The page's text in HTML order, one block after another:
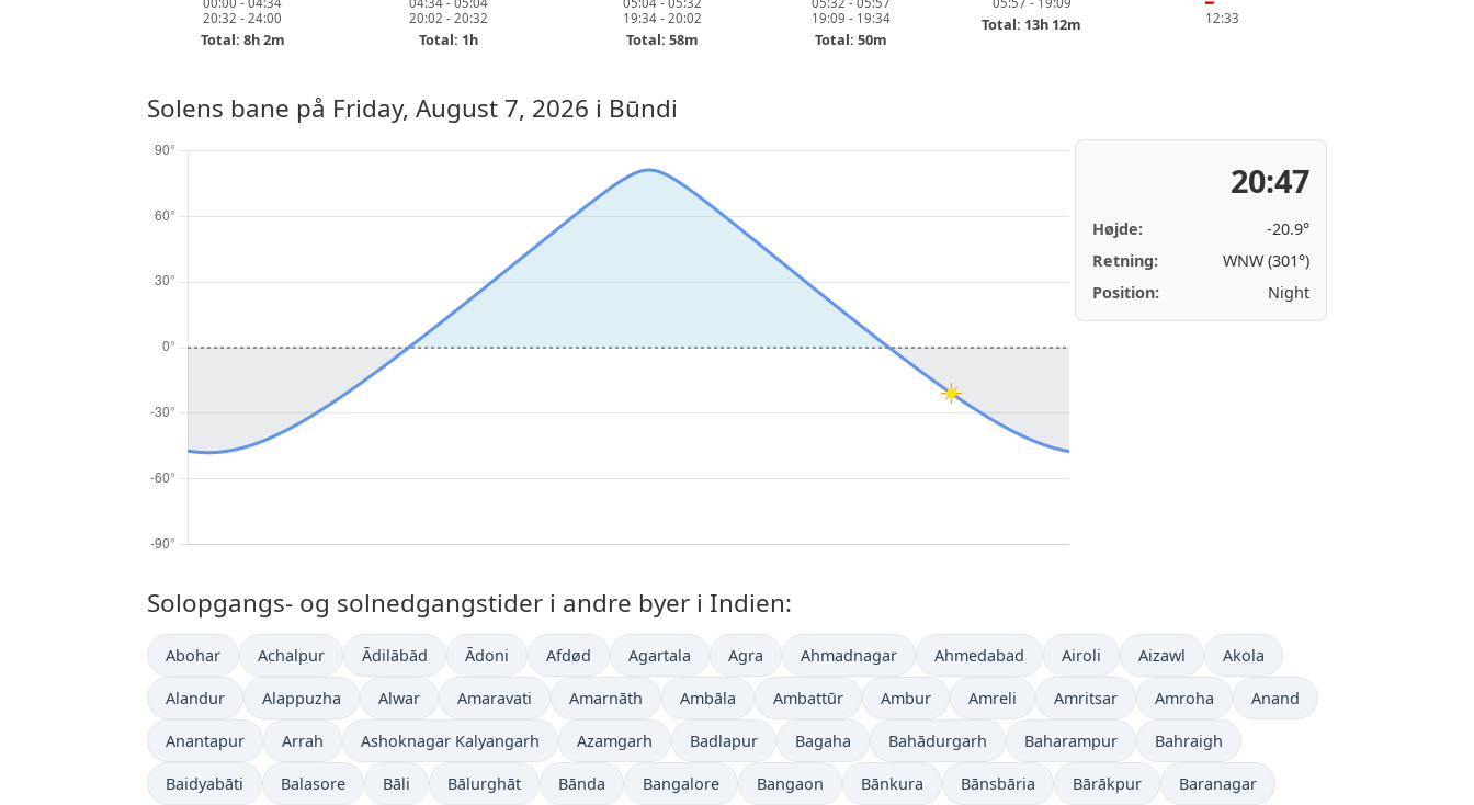
20:32 - 24:00
Total: 8h 2m
20:02 - 20:32
Total: 1h
19:34 - 20:02
Total: 58m
19:09 - 19:34
Total: 50m
Total: 13h 12m
12:33
Solens bane på Friday, August 7, 2026 i Būndi
20:47
Højde:
-20.9°
Retning:
WNW (301°)
Position:
Night
Solopgangs- og solnedgangstider i andre byer i Indien:
Abohar Achalpur Ādilābād Ādoni Afdød Agartala Agra Ahmadnagar Ahmedabad Airoli Aizawl Akola
Alandur Alappuzha Alwar Amaravati Amarnāth Ambāla Ambattūr Ambur Amreli Amritsar Amroha Anand
Anantapur Arrah Ashoknagar Kalyangarh Azamgarh Badlapur Bagaha Bahādurgarh Baharampur Bahraigh
Baidyabāti Balasore Bāli Bālurghāt Bānda Bangalore Bangaon Bānkura Bānsbāria Bārākpur Baranagar